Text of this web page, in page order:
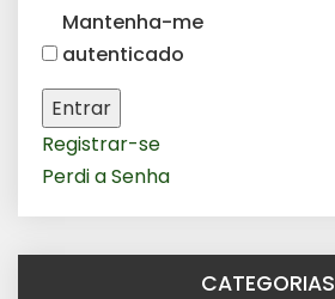
Mantenha-me
autenticado
Entrar
Registrar-se
Perdi a Senha
CATEGORIAS